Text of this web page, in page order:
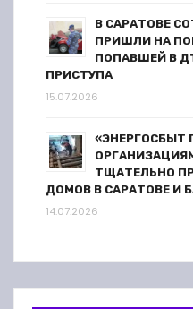
В САРАТОВЕ
ПРИШЛИ НА
ПОПАВШЕЙ В
ПРИСТУПА
15.07.2026
ТЩАТЕЛЬНО
ДОМОВ В САРАТОВЕ И
14.07.2026